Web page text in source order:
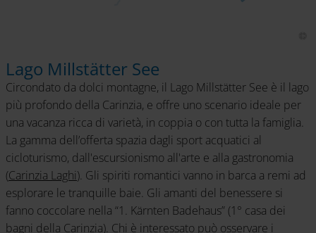
Lago Millstätter See
Circondato da dolci montagne, il Lago Millstätter See è il lago
più profondo della Carinzia, e offre uno scenario ideale per
una vacanza ricca di varietà, in coppia o con tutta la famiglia.
La gamma dell’offerta spazia dagli sport acquatici al
cicloturismo, dall'escursionismo all'arte e alla gastronomia
(Carinzia Laghi). Gli spiriti romantici vanno in barca a remi ad
esplorare le tranquille baie. Gli amanti del benessere si
fanno coccolare nella “1. Kärnten Badehaus” (1° casa dei
bagni della Carinzia). Chi è interessato può osservare i